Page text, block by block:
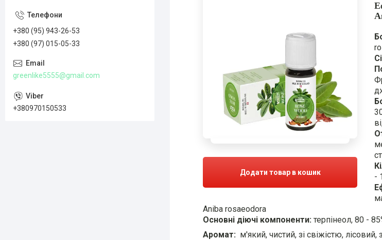
Додати товар в кошик
-
Aniba rosaeodora
Основні діючі компоненти: терпінеол, 80 -
Аромат: м'який, чистий, зі свіжістю,
+380 (95) 943-26-53
+380 (97) 015-05-33
greenlike5555@gmail.com
+380970150533